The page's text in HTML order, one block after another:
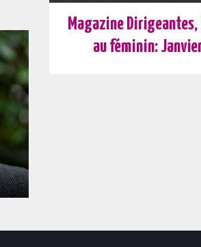
Magazine
au féminin: